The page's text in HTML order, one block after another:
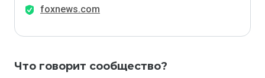
foxnews.com
Что говорит сообщество?